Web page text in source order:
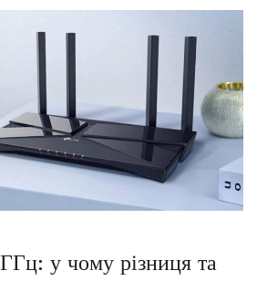
у чому різниця та